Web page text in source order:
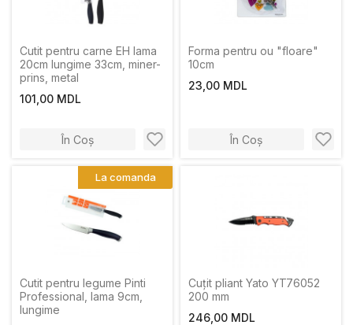
Cutit pentru carne EH lama
20cm lungime 33cm, miner-
prins, metal
101,00 MDL
În Coș
Forma pentru ou "floare"
10cm
23,00 MDL
În Coș
Cutit pentru legume Pinti
Professional, lama 9cm,
lungime
La comanda
Cuțit pliant Yato YT76052
200 mm
246,00 MDL